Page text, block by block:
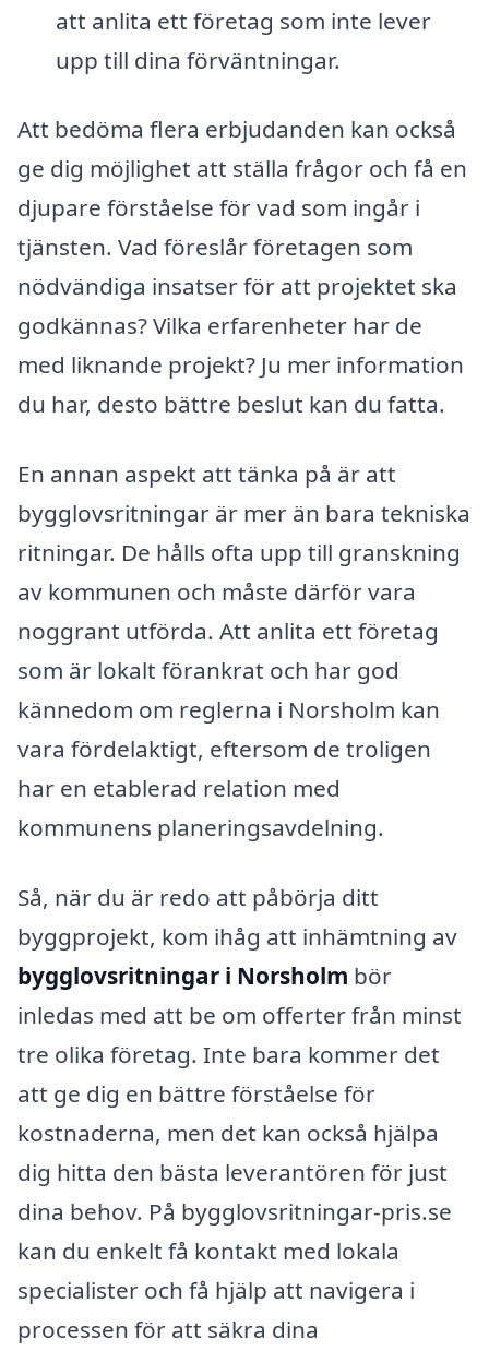
att anlita ett företag som inte lever
upp till dina förväntningar.
Att bedöma flera erbjudanden kan också
ge dig möjlighet att ställa frågor och få en
djupare förståelse för vad som ingår i
tjänsten. Vad föreslår företagen som
nödvändiga insatser för att projektet ska
godkännas? Vilka erfarenheter har de
med liknande projekt? Ju mer information
du har, desto bättre beslut kan du fatta.
En annan aspekt att tänka på är att
bygglovsritningar är mer än bara tekniska
ritningar. De hålls ofta upp till granskning
av kommunen och måste därför vara
noggrant utförda. Att anlita ett företag
som är lokalt förankrat och har god
kännedom om reglerna i Norsholm kan
vara fördelaktigt, eftersom de troligen
har en etablerad relation med
kommunens planeringsavdelning.
Så, när du är redo att påbörja ditt
byggprojekt, kom ihåg att inhämtning av
bygglovsritningar i Norsholm bör
inledas med att be om offerter från minst
tre olika företag. Inte bara kommer det
att ge dig en bättre förståelse för
kostnaderna, men det kan också hjälpa
dig hitta den bästa leverantören för just
dina behov. På bygglovsritningar-pris.se
kan du enkelt få kontakt med lokala
specialister och få hjälp att navigera i
processen för att säkra dina